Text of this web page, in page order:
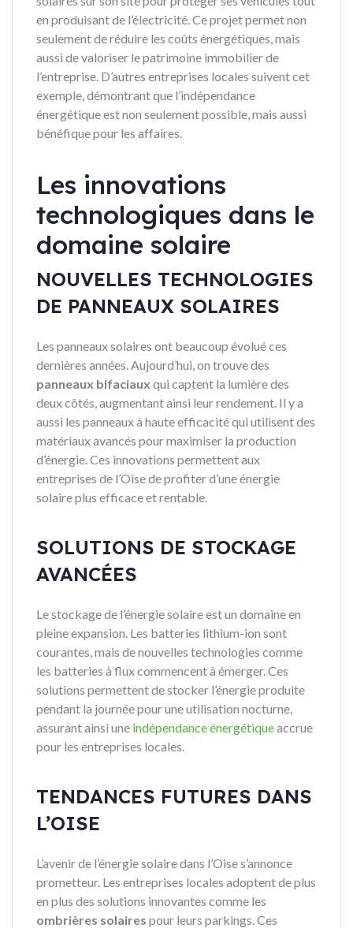
en produisant de l’électricité. Ce projet permet non
seulement de réduire les coûts énergétiques, mais
aussi de valoriser le patrimoine immobilier de
l’entreprise. D’autres entreprises locales suivent cet
exemple, démontrant que l’indépendance
énergétique est non seulement possible, mais aussi
bénéfique pour les affaires.
Les innovations
technologiques dans le
domaine solaire
NOUVELLES TECHNOLOGIES
DE PANNEAUX SOLAIRES
Les panneaux solaires ont beaucoup évolué ces
dernières années. Aujourd’hui, on trouve des
panneaux bifaciaux qui captent la lumière des
deux côtés, augmentant ainsi leur rendement. Il y a
aussi les panneaux à haute efficacité qui utilisent des
matériaux avancés pour maximiser la production
d’énergie. Ces innovations permettent aux
entreprises de l’Oise de profiter d’une énergie
solaire plus efficace et rentable.
SOLUTIONS DE STOCKAGE
AVANCÉES
Le stockage de l’énergie solaire est un domaine en
pleine expansion. Les batteries lithium-ion sont
courantes, mais de nouvelles technologies comme
les batteries à flux commencent à émerger. Ces
solutions permettent de stocker l’énergie produite
pendant la journée pour une utilisation nocturne,
assurant ainsi une indépendance énergétiqueaccrue
pour les entreprises locales.
TENDANCES FUTURES DANS
L’OISE
L’avenir de l’énergie solaire dans l’Oise s’annonce
prometteur. Les entreprises locales adoptent de plus
en plus des solutions innovantes comme les
ombrières solaires pour leurs parkings. Ces